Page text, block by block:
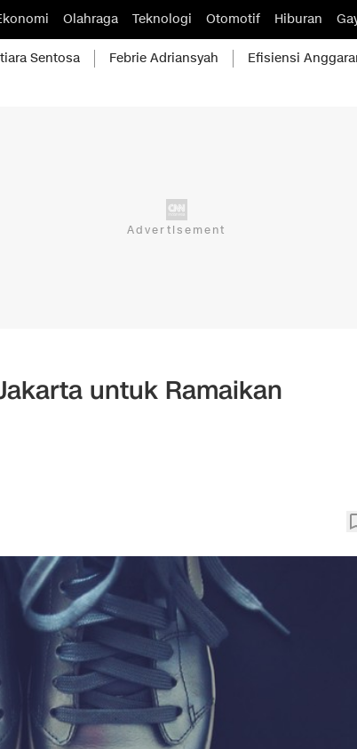
Olahraga Teknologi Otomotif Hiburan
Sentosa Febrie Adriansyah Efisiensi
untuk Ramaikan